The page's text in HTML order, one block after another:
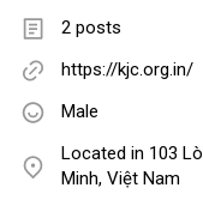
2 posts
https://kjc.org.in/
Male
Located in 103
Minh, Việt Nam